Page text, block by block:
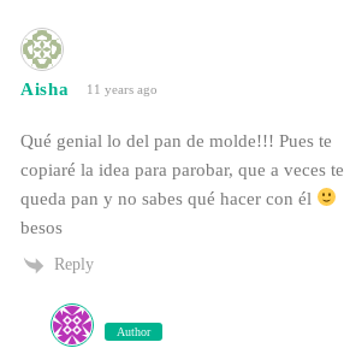
Aisha 11 years ago
Qué genial lo del pan de molde!!! Pues te
copiaré la idea para parobar, que a veces te
queda pan y no sabes qué hacer con él
besos
Reply
Author